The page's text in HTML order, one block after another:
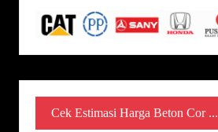
Cek Estimasi Harga Beton Cor ...